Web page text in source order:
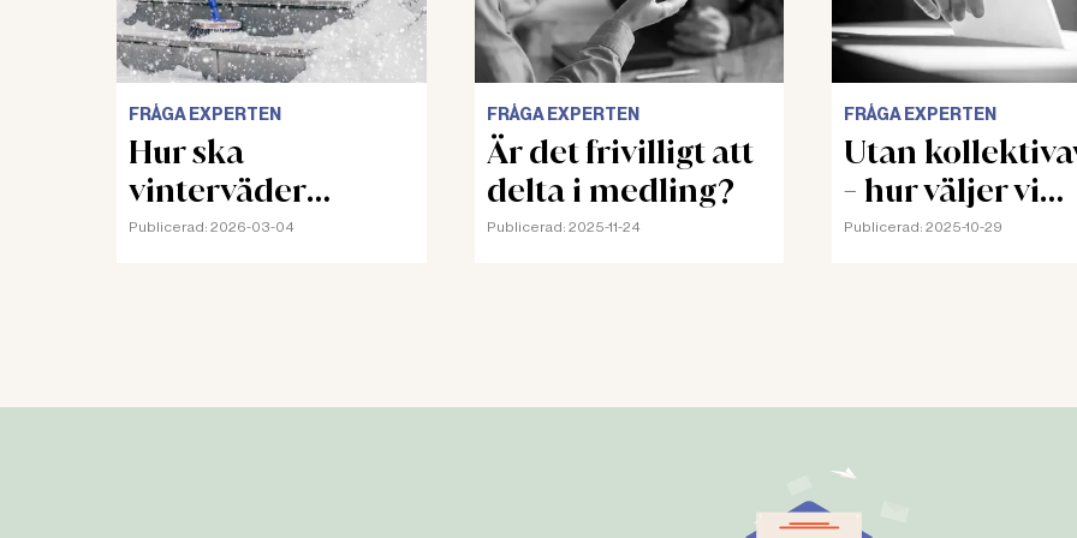
FRÅGA EXPERTEN
Hur ska
vinterväder
riskbedömas?
Publicerad: 2026-03-04
FRÅGA EXPERTEN
Är det frivilligt att
delta i medling?
Publicerad: 2025-11-24
FRÅGA EXPERTEN
Utan
- hur väljer vi
skyddsombud?
Publicerad: 2025-10-29